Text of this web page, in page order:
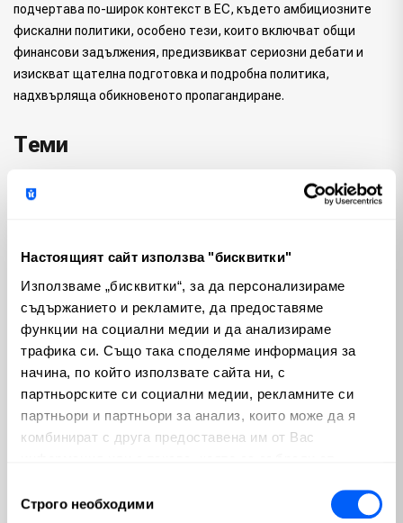
Настоящият сайт използва "бисквитки"
Използваме „бисквитки“, за да персонализираме
съдържанието и рекламите, да предоставяме
функции на социални медии и да анализираме
трафика си. Също така споделяме информация за
начина, по който използвате сайта ни, с
партньорските си социални медии, рекламните си
партньори и партньори за анализ, които може да я
комбинират с друга предоставена им от Вас
наСтрого необходими
подчертава по-широк контекст в ЕС, където амбициозните
фискални политики, особено тези, които включват общи
финансови задължения, предизвикват сериозни дебати и
изискват щателна подготовка и подробна политика,
надхвърляща обикновеното пропагандиране.
Теми
Макроикономика(280) Emerging Markets
България(56) Изкуствен интелект(65)
Геополитика (23) Политика(74)
Недвижими имоти (12)
Ключови Форекс фактори, които